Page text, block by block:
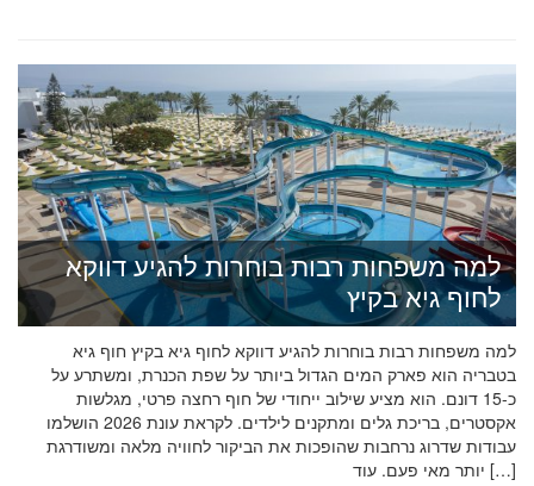
למה משפחות רבות בוחרות להגיע דווקא
לחוף גיא בקיץ
למה משפחות רבות בוחרות להגיע דווקא לחוף גיא בקיץ חוף גיא
בטבריה הוא פארק המים הגדול ביותר על שפת הכנרת, ומשתרע על
כ-15 דונם. הוא מציע שילוב ייחודי של חוף רחצה פרטי, מגלשות
אקסטרים, בריכת גלים ומתקנים לילדים. לקראת עונת 2026 הושלמו
עבודות שדרוג נרחבות שהופכות את הביקור לחוויה מלאה ומשודרגת
יותר מאי פעם. עוד […]